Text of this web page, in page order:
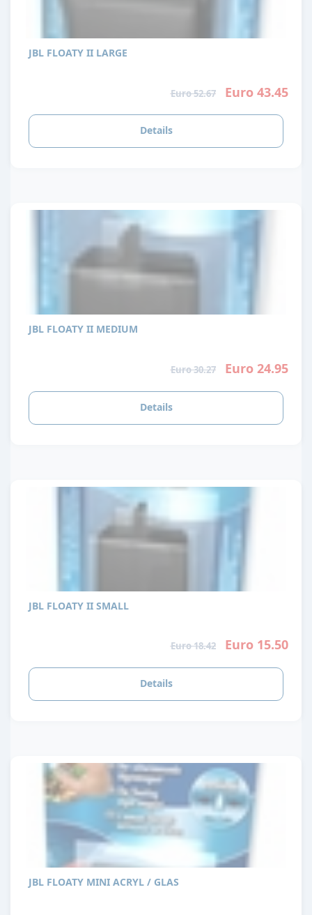
JBL FLOATY II LARGE
Euro 52.67 Euro 43.45
Details
JBL FLOATY II MEDIUM
Euro 30.27 Euro 24.95
Details
JBL FLOATY II SMALL
Euro 18.42 Euro 15.50
Details
JBL FLOATY MINI ACRYL / GLAS